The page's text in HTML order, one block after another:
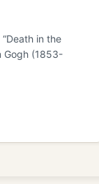
in the
Gogh (1853-